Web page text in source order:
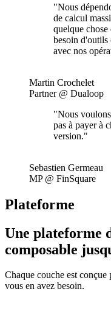
"Nous
de calcul
quelque
besoin d'outils
avec nos
Martin Crochelet
Partner @ Dualoop
"Nous
pas à payer à
version."
Sebastien Germeau
MP @ FinSquare
Plateforme
Une plateforme
composable
Chaque couche est conçue
vous en avez besoin.